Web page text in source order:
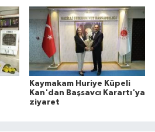
Kaymakam Huriye Küpeli
Kan'dan Başsavcı Karartı'ya
ziyaret